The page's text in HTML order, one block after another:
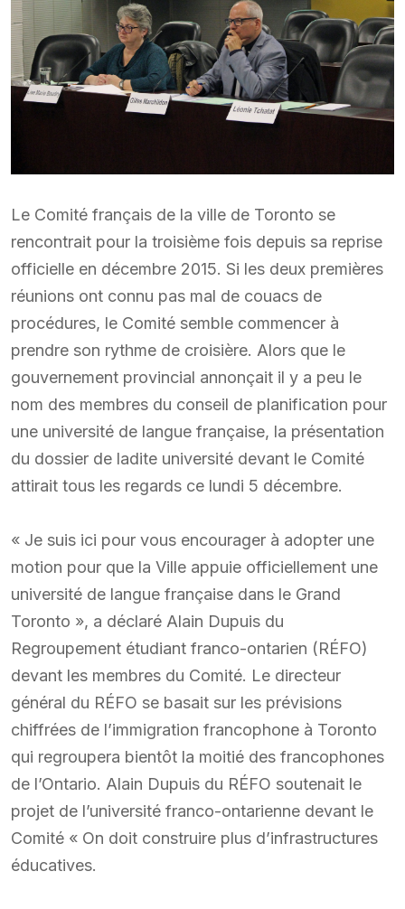
Le Comité français de la ville de Toronto se
rencontrait pour la troisième fois depuis sa reprise
officielle en décembre 2015. Si les deux premières
réunions ont connu pas mal de couacs de
procédures, le Comité semble commencer à
prendre son rythme de croisière. Alors que le
gouvernement provincial annonçait il y a peu le
nom des membres du conseil de planification pour
une université de langue française, la présentation
du dossier de ladite université devant le Comité
attirait tous les regards ce lundi 5 décembre.
« Je suis ici pour vous encourager à adopter une
motion pour que la Ville appuie officiellement une
université de langue française dans le Grand
Toronto », a déclaré Alain Dupuis du
Regroupement étudiant franco-ontarien (RÉFO)
devant les membres du Comité. Le directeur
général du RÉFO se basait sur les prévisions
chiffrées de l’immigration francophone à Toronto
qui regroupera bientôt la moitié des francophones
de l’Ontario. Alain Dupuis du RÉFO soutenait le
projet de l’université franco-ontarienne devant le
Comité « On doit construire plus d’infrastructures
éducatives.